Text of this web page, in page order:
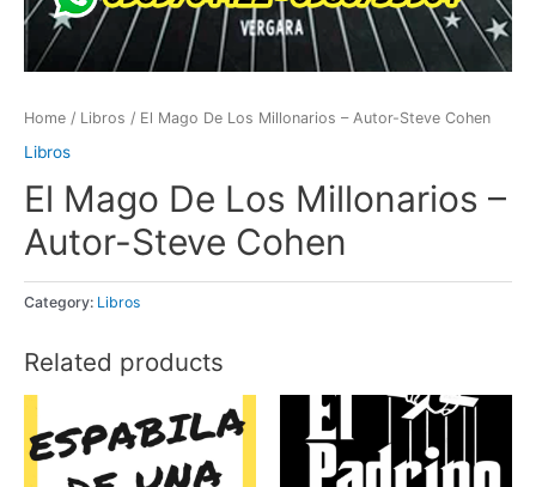
Home / Libros / El Mago De Los Millonarios – Autor-Steve Cohen
Libros
El Mago De Los Millonarios –
Autor-Steve Cohen
Category: Libros
Related products